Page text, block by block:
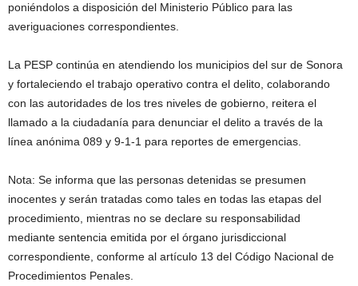
poniéndolos a disposición del Ministerio Público para las
averiguaciones correspondientes.
La PESP continúa en atendiendo los municipios del sur de Sonora
y fortaleciendo el trabajo operativo contra el delito, colaborando
con las autoridades de los tres niveles de gobierno, reitera el
llamado a la ciudadanía para denunciar el delito a través de la
línea anónima 089 y 9-1-1 para reportes de emergencias.
Nota: Se informa que las personas detenidas se presumen
inocentes y serán tratadas como tales en todas las etapas del
procedimiento, mientras no se declare su responsabilidad
mediante sentencia emitida por el órgano jurisdiccional
correspondiente, conforme al artículo 13 del Código Nacional de
Procedimientos Penales.